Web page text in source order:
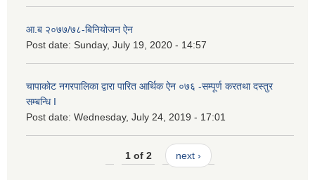
आ.ब २०७७/७८-बिनियोजन ऐन
Post date: Sunday, July 19, 2020 - 14:57
चापाकोट नगरपालिका द्वारा पारित आर्थिक ऐन ०७६ -सम्पूर्ण करतथा दस्तुर
सम्बन्धि I
Post date: Wednesday, July 24, 2019 - 17:01
1 of 2 next ›